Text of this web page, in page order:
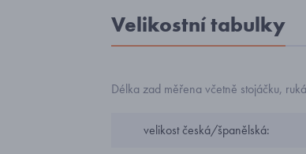
Velikostní tabulky
Délka zad měřena včetně stojáčku,
velikost česká/španělská: